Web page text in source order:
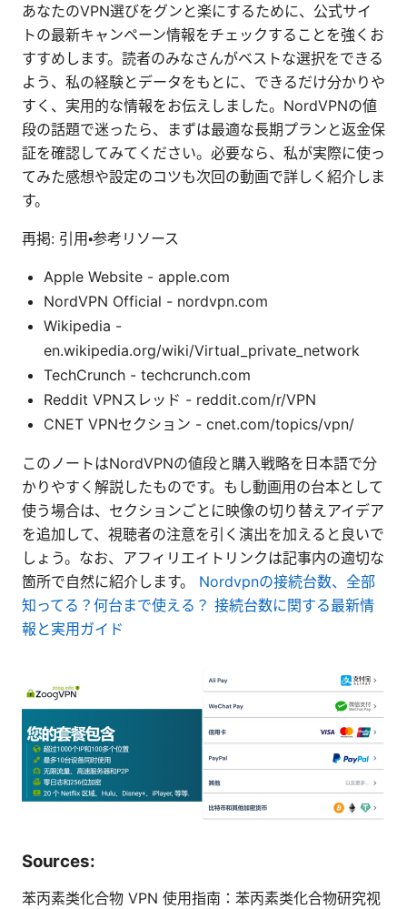
あなたのVPN選びをグンと楽にするために、公式サイ
トの最新キャンペーン情報をチェックすることを強くお
すすめします。読者のみなさんがベストな選択をできる
よう、私の経験とデータをもとに、できるだけ分かりや
すく、実用的な情報をお伝えしました。NordVPNの値
段の話題で迷ったら、まずは最適な長期プランと返金保
証を確認してみてください。必要なら、私が実際に使っ
てみた感想や設定のコツも次回の動画で詳しく紹介しま
す。
再掲: 引用・参考リソース
Apple Website - apple.com
NordVPN Official - nordvpn.com
Wikipedia -
en.wikipedia.org/wiki/Virtual_private_network
TechCrunch - techcrunch.com
Reddit VPNスレッド - reddit.com/r/VPN
CNET VPNセクション - cnet.com/topics/vpn/
このノートはNordVPNの値段と購入戦略を日本語で分
かりやすく解説したものです。もし動画用の台本として
使う場合は、セクションごとに映像の切り替えアイデア
を追加して、視聴者の注意を引く演出を加えると良いで
しょう。なお、アフィリエイトリンクは記事内の適切な
箇所で自然に紹介します。 Nordvpnの接続台数、全部
知ってる？何台まで使える？ 接続台数に関する最新情
報と実用ガイド
Sources:
苯丙素类化合物 VPN 使用指南：苯丙素类化合物研究视